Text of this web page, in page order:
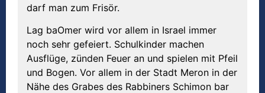
darf man zum Frisör.
Lag baOmer wird vor allem in Israel immer
noch sehr gefeiert. Schulkinder machen
Ausflüge, zünden Feuer an und spielen mit Pfeil
und Bogen. Vor allem in der Stadt Meron in der
Nähe des Grabes des Rabbiners Schimon bar